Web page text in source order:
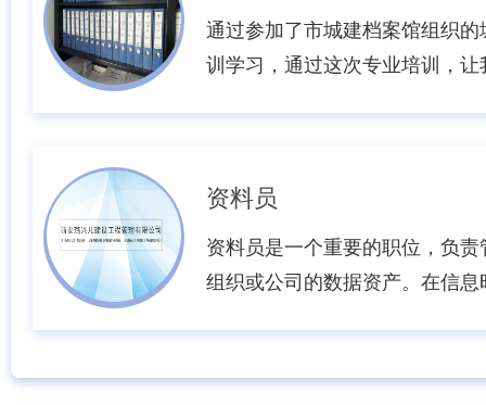
来运维、改扩建的“说明书”。在
通过参加了市城建档案馆组织
训学习，通过这次专业培训，
定一切，项目资料只不过是现
际项目管理过程中，必须见证
实验之后获...
资料员
资料员是一个重要的职位，负
组织或公司的数据资产。在信
理、存储和展示数据资产。...